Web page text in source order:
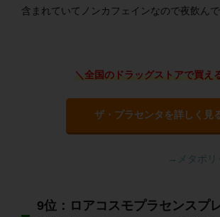
含まれていてノンカフェインなので夜飲んで
＼全国のドラッグストアで買え
ザ・プラセンタを詳しく見
→メタボ
9位：ロアコスモプラセンスプ